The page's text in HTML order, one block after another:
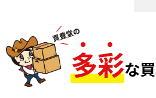
多彩な